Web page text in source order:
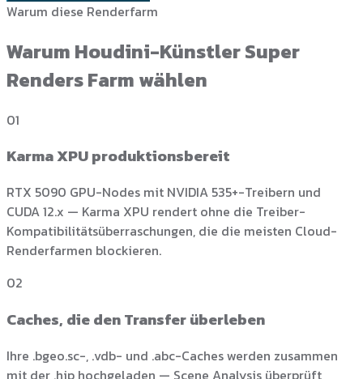
Warum diese Renderfarm
Warum Houdini-Künstler Super
Renders Farm wählen
01
Karma XPU produktionsbereit
RTX 5090 GPU-Nodes mit NVIDIA 535+-Treibern und
CUDA 12.x — Karma XPU rendert ohne die Treiber-
Kompatibilitätsüberraschungen, die die meisten Cloud-
Renderfarmen blockieren.
02
Caches, die den Transfer überleben
Ihre .bgeo.sc-, .vdb- und .abc-Caches werden zusammen
mit der .hip hochgeladen — Scene Analysis überprüft